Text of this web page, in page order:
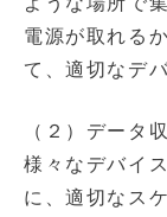
電源が取れる
て、適切なデ
（２）データ
様々なデバイ
に、適切なス